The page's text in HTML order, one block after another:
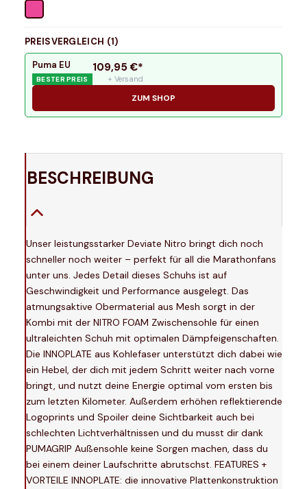
PREISVERGLEICH (1)
Puma EU
BESTER PREIS
109,95 €*
+ Versand
ZUM SHOP
BESCHREIBUNG
Unser leistungsstarker Deviate Nitro bringt dich noch
schneller noch weiter – perfekt für all die Marathonfans
unter uns. Jedes Detail dieses Schuhs ist auf
Geschwindigkeit und Performance ausgelegt. Das
atmungsaktive Obermaterial aus Mesh sorgt in der
Kombi mit der NITRO FOAM Zwischensohle für einen
ultraleichten Schuh mit optimalen Dämpfeigenschaften.
Die INNOPLATE aus Kohlefaser unterstützt dich dabei wie
ein Hebel, der dich mit jedem Schritt weiter nach vorne
bringt, und nutzt deine Energie optimal vom ersten bis
zum letzten Kilometer. Außerdem erhöhen reflektierende
Logoprints und Spoiler deine Sichtbarkeit auch bei
schlechten Lichtverhältnissen und du musst dir dank
PUMAGRIP Außensohle keine Sorgen machen, dass du
bei einem deiner Laufschritte abrutschst. FEATURES +
VORTEILE INNOPLATE: die innovative Plattenkonstruktion